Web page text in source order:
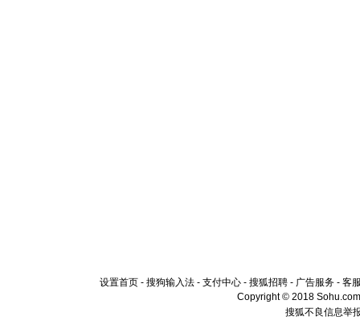
设置首页 - 搜狗输入法 - 支付中心 - 搜狐招聘 - 广告服务 - 客
Copyright © 2018
搜狐不良信息举